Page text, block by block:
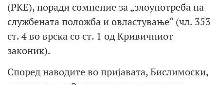
(РКЕ), поради сомнение за „злоупотреба на
службената положба и овластување“ (чл. 353
ст. 4 во врска со ст. 1 од Кривичниот
законик).
Според наводите во пријавата, Бислимоски,